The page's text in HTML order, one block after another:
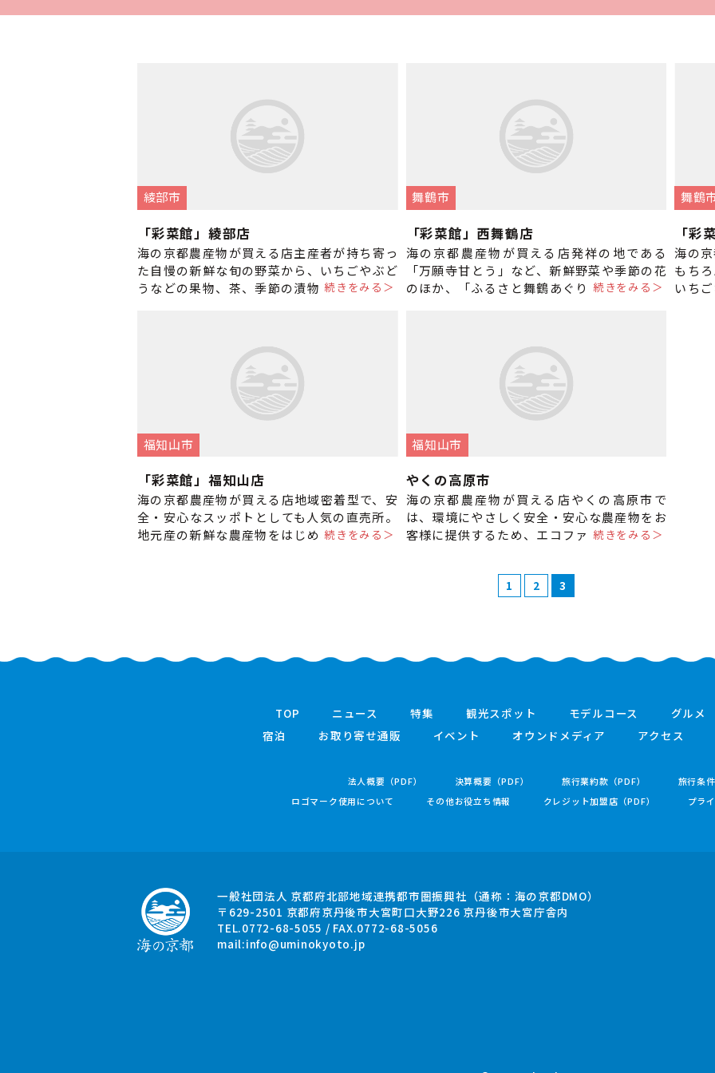
綾部市
「彩菜館」綾部店
海の京都農産物が買える店主産者が持ち寄っ
た自慢の新鮮な旬の野菜から、いちごやぶど
うなどの果物、茶、季節の漬物など盛りだく
続きをみる＞
舞鶴市
「彩菜館」西舞鶴店
海の京都農産物が買える店発祥の地である
「万願寺甘とう」など、新鮮野菜や季節の花
のほか、「ふるさと舞鶴あぐりブランド推奨
続きをみる＞
舞鶴
「彩
海の
もち
いち
福知山市
「彩菜館」福知山店
海の京都農産物が買える店地域密着型で、安
全・安心なスッポトとしても人気の直売所。
地元産の新鮮な農産物をはじめ、農家さん手
続きをみる＞
福知山市
やくの高原市
海の京都農産物が買える店やくの高原市で
は、環境にやさしく安全・安心な農産物をお
客様に提供するため、エコファーマの拡大に
続きをみる＞
1 2 3
TOP ニュース 特集 観光スポット モデルコース グルメ
宿泊
お取り寄せ通販 イベント オウンドメディア アクセス
法人概要（PDF） 決算概要（PDF） 旅行業約款（PDF）
旅行条
ロゴマーク使用について
その他お役立ち情報 クレジット加盟店（PDF） プラ
一般社団法人 京都府北部地域連携都市圏振興社 （通称：海の京都DMO）
〒629-2501 京都府京丹後市大宮町口大野226 京丹後市大宮庁舎内
TEL.0772-68-5055 / FAX.0772-68-5056
mail:info@uminokyoto.jp